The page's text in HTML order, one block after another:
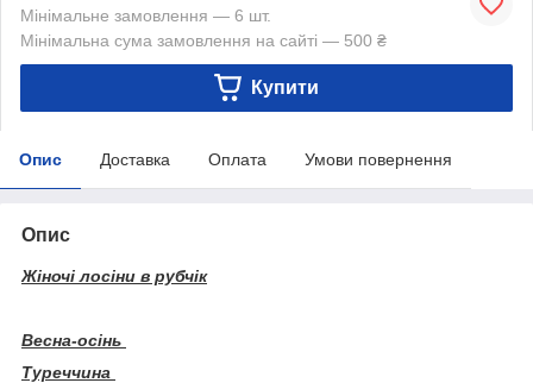
Мінімальне замовлення — 6 шт.
Мінімальна сума замовлення на сайті — 500 ₴
Купити
Опис Доставка Оплата Умови повернення
Опис
Жіночі лосіни в рубчік
Весна-осінь
Туреччина